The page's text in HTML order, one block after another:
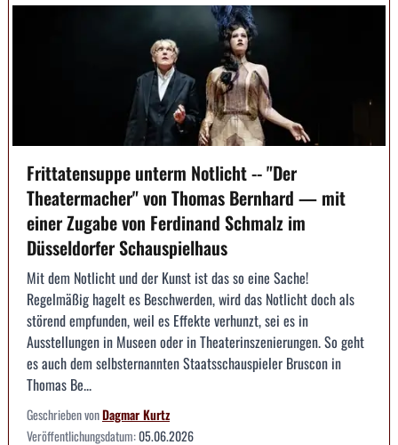
Frittatensuppe unterm Notlicht -- "Der
Theatermacher" von Thomas Bernhard — mit
einer Zugabe von Ferdinand Schmalz im
Düsseldorfer Schauspielhaus
Mit dem Notlicht und der Kunst ist das so eine Sache!
Regelmäßig hagelt es Beschwerden, wird das Notlicht doch als
störend empfunden, weil es Effekte verhunzt, sei es in
Ausstellungen in Museen oder in Theaterinszenierungen. So geht
es auch dem selbsternannten Staatsschauspieler Bruscon in
Thomas Be...
Geschrieben vonDagmar Kurtz
Veröffentlichungsdatum:05.06.2026